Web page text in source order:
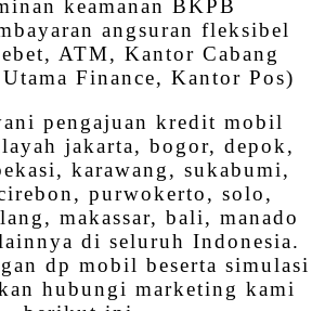
keamanan BKPB
angsuran fleksibel
ATM, Kantor Cabang
Finance, Kantor Pos)
pengajuan kredit mobil
jakarta, bogor, depok,
karawang, sukabumi,
purwokerto, solo,
makassar, bali, manado
di seluruh Indonesia.
dp mobil beserta simulasi
hubungi marketing kami